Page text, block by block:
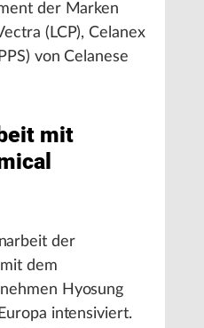
der Marken
(LCP), Celanex
von Celanese
mit
der
dem
Hyosung
intensiviert.